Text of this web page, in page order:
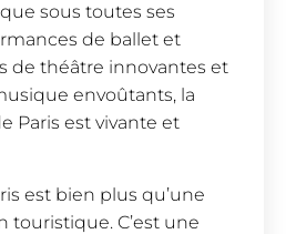
sous toutes ses
de ballet et
de théâtre innovantes et
envoûtants, la
Paris est vivante et
est bien plus qu’une
touristique. C’est une